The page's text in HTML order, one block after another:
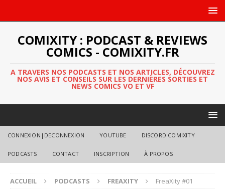
COMIXITY : PODCAST & REVIEWS
COMICS - COMIXITY.FR
A TRAVERS NOS PODCASTS ET NOS ARTICLES, DÉCOUVREZ
NOS AVIS ET CONSEILS SUR LES DERNIÈRES SORTIES ET
NEWS COMICS VO ET VF
CONNEXION|DECONNEXION YOUTUBE DISCORD COMIXITY
PODCASTS CONTACT INSCRIPTION À PROPOS
ACCUEIL PODCASTS FREAXITY FreaXity #01